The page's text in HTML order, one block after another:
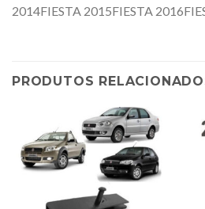
2014FIESTA 2015FIESTA
PRODUTOS